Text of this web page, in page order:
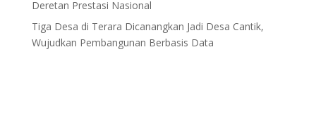
Deretan Prestasi Nasional
Tiga Desa di Terara Dicanangkan Jadi Desa Cantik,
Wujudkan Pembangunan Berbasis Data